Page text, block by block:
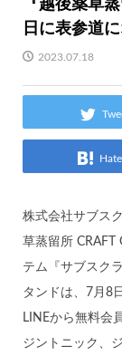
日に表参道
2023.07.18
株式会社サブス
草蒸留所 CRAFT
テム『サブスク
タンドは、7月8
LINEから無料会
ジントニック、